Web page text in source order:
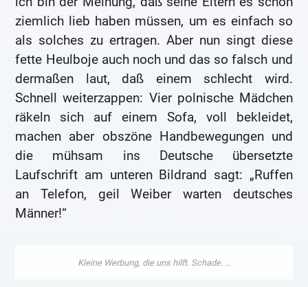
ziemlich lieb haben müssen, um es einfach so
als solches zu ertragen. Aber nun singt diese
fette Heulboje auch noch und das so falsch und
dermaßen laut, daß einem schlecht wird.
Schnell weiterzappen: Vier polnische Mädchen
räkeln sich auf einem Sofa, voll bekleidet,
machen aber obszöne Handbewegungen und
die mühsam ins Deutsche übersetzte
Laufschrift am unteren Bildrand sagt: „Ruffen
an Telefon, geil Weiber warten deutsches
Männer!“